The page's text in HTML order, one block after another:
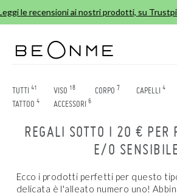
le recensioni ai nostri prodotti, su
TUTTI 41 VISO 18 CORPO 7 CAPELLI 4
TATTOO 4 ACCESSORI 6
REGALI SOTTO I 20 € PER
E/O SENSIBILE
Ecco i prodotti perfetti per questo
delicata è l'alleato numero uno!
CHIUDI
NEL
CARRELLO
carrello